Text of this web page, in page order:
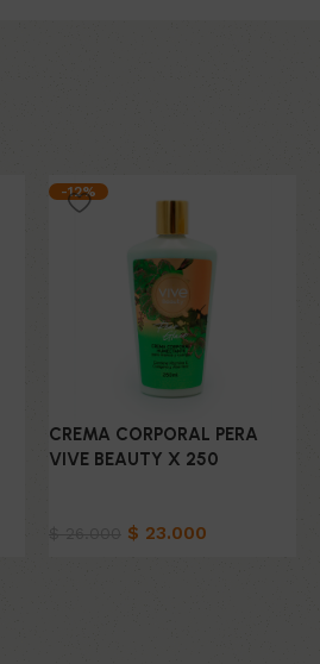
-12%
CREMA CORPORAL PERA
VIVE BEAUTY X 250
$ 23.000